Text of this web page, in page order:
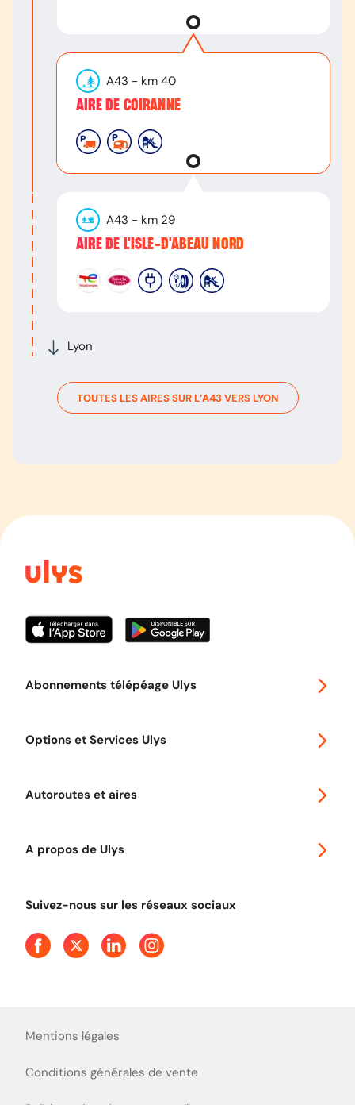
Lyon
A43 - km 40
AIRE DE COIRANNE
A43 - km 29
AIRE DE L'ISLE-D'ABEAU NORD
TOUTES LES AIRES SUR L’A43 VERS LYON
Abonnements télépéage Ulys
Options et Services Ulys
Autoroutes et aires
A propos de Ulys
Presse
Suivez-nous sur les réseaux sociaux
Mentions légales
Conditions générales de vente